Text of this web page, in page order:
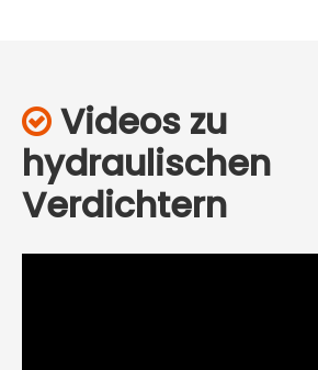
 Videos zu
hydraulischen
Verdichtern